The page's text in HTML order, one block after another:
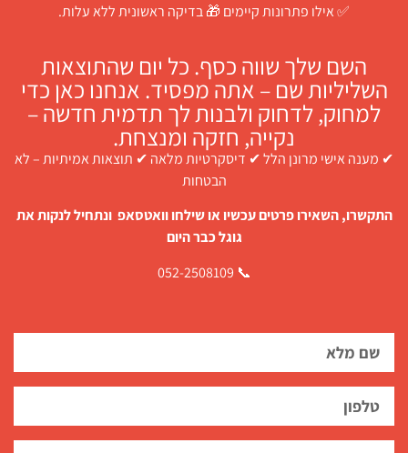
✅ אילו פתרונות קיימים 🎁 בדיקה ראשונית ללא עלות.
השם שלך שווה כסף. כל יום שהתוצאות
השליליות שם – אתה מפסיד. אנחנו כאן כדי
למחוק, לדחוק ולבנות לך תדמית חדשה –
נקייה, חזקה ומנצחת.
✔ מענה אישי מרונן הלל ✔ דיסקרטיות מלאה ✔ תוצאות אמיתיות – לא
הבטחות
התקשרו, השאירו פרטים עכשיו או שילחו וואטסאפ ונתחיל לנקות את
גוגל כבר היום
📞 052-2508109